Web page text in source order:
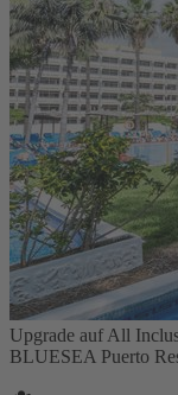
Upgrade auf All
BLUESEA Puerto